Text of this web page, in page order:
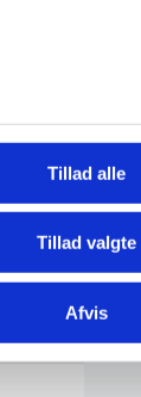
Tillad alle
Tillad valgte
Afvis
Kan bære